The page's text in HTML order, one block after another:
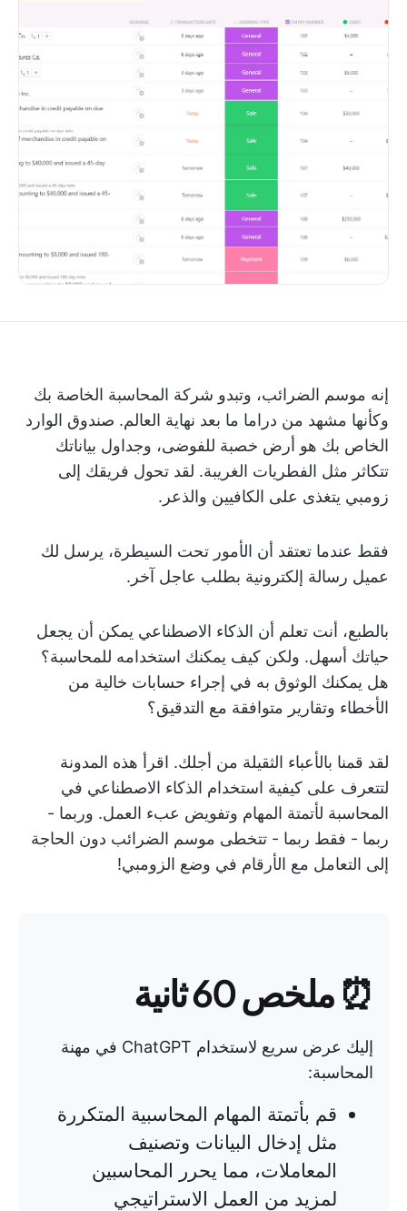
إنه موسم الضرائب، وتبدو شركة المحاسبة الخاصة بك
وكأنها مشهد من دراما ما بعد نهاية العالم. صندوق الوارد
الخاص بك هو أرض خصبة للفوضى، وجداول بياناتك
تتكاثر مثل الفطريات الغريبة. لقد تحول فريقك إلى
زومبي يتغذى على الكافيين والذعر.
فقط عندما تعتقد أن الأمور تحت السيطرة، يرسل لك
عميل رسالة إلكترونية بطلب عاجل آخر.
بالطبع، أنت تعلم أن الذكاء الاصطناعي يمكن أن يجعل
حياتك أسهل. ولكن كيف يمكنك استخدامه للمحاسبة؟
هل يمكنك الوثوق به في إجراء حسابات خالية من
الأخطاء وتقارير متوافقة مع التدقيق؟
لقد قمنا بالأعباء الثقيلة من أجلك. اقرأ هذه المدونة
لتتعرف على كيفية استخدام الذكاء الاصطناعي في
المحاسبة لأتمتة المهام وتفويض عبء العمل. وربما -
ربما - فقط ربما - تتخطى موسم الضرائب دون الحاجة
إلى التعامل مع الأرقام في وضع الزومبي!
⏰ ملخص 60 ثانية
إليك عرض سريع لاستخدام ChatGPT في مهنة
المحاسبة:
قم بأتمتة المهام المحاسبية المتكررة
مثل إدخال البيانات وتصنيف
المعاملات، مما يحرر المحاسبين
لمزيد من العمل الاستراتيجي